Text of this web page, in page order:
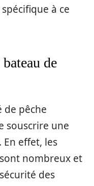
à ce
de
de pêche
souscrire une
En effet, les
nombreux et
des